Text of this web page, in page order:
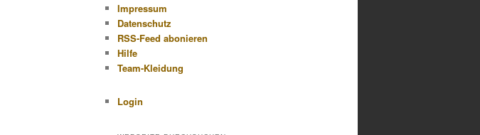
Impressum
Datenschutz
RSS-Feed abonieren
Hilfe
Team-Kleidung
Login